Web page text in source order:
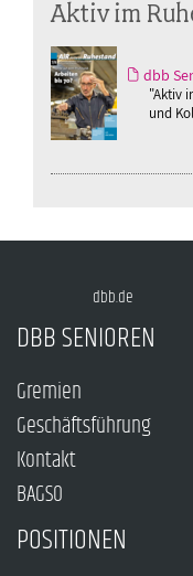
Aktiv im
dbb
"Aktiv
und
dbb.de
DBB SENIOREN
Gremien
Geschäftsführung
Kontakt
BAGSO
POSITIONEN